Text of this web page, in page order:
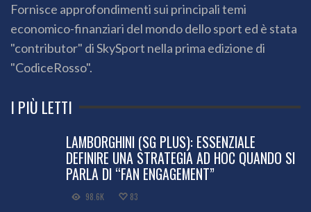
Fornisce approfondimenti sui principali temi
economico-finanziari del mondo dello sport ed è stata
"contributor" di SkySport nella prima edizione di
"CodiceRosso".
I PIÙ LETTI
LAMBORGHINI (SG PLUS): ESSENZIALE
DEFINIRE UNA STRATEGIA AD HOC QUANDO SI
PARLA DI “FAN ENGAGEMENT”
98.6K 83